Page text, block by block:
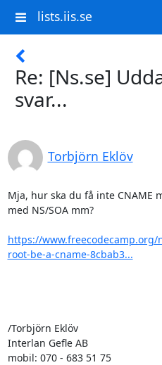
lists.iis.se
Re: [Ns.se]
svar...
Torbjörn Eklöv
Mja, hur ska du få inte CNAME
med NS/SOA mm?
https://www.freecodecamp.org/
root-be-a-cname-8cbab3...
/Torbjörn Eklöv
Interlan Gefle AB
mobil: 070 - 683 51 75